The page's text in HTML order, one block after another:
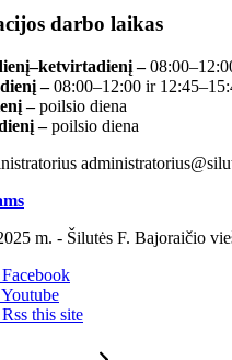
darbo laikas
–
–08:00–12:00 ir
–poilsio diena
–poilsio diena
m. - Šilutės F. Bajoraičio
this site